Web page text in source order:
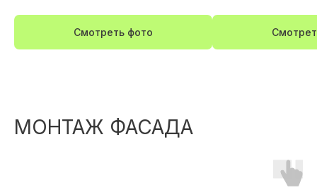
Смотреть фото
МОНТАЖ ФАСАДА